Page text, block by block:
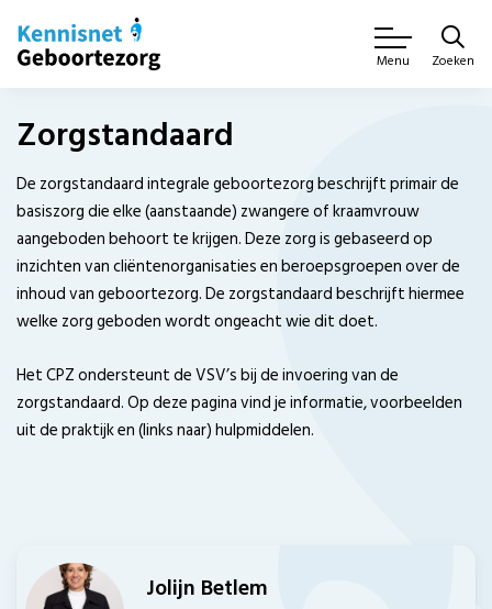
Menu Zoeken
Zorgstandaard
De zorgstandaard integrale geboortezorg beschrijft primair de
basiszorg die elke (aanstaande) zwangere of kraamvrouw
aangeboden behoort te krijgen. Deze zorg is gebaseerd op
inzichten van cliëntenorganisaties en beroepsgroepen over de
inhoud van geboortezorg. De zorgstandaard beschrijft hiermee
welke zorg geboden wordt ongeacht wie dit doet.
Het CPZ ondersteunt de VSV’s bij de invoering van de
zorgstandaard. Op deze pagina vind je informatie, voorbeelden
uit de praktijk en (links naar) hulpmiddelen.
Jolijn Betlem